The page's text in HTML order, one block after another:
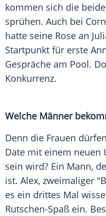
kommen sich die
sprühen. Auch bei
hatte seine Rose an
Startpunkt für erste
Gespräche am Pool.
Konkurrenz.
Welche Männer
Denn die Frauen
Date mit einem neuen
sein wird? Ein Mann,
ist. Alex, zweimaliger
es ein drittes Mal
Rutschen-Spaß ein.